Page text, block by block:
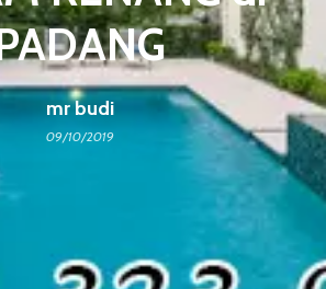
mr budi
09/10/2019